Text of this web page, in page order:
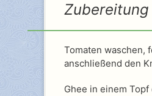
Zubereitung
Tomaten waschen,
anschließend den
Ghee in einem